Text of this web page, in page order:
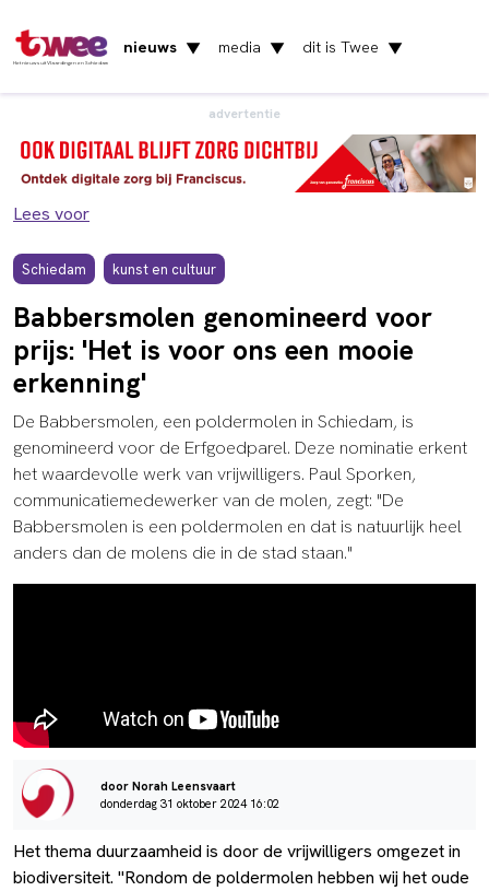
Het nieuws uit Vlaardingen en Schiedam
nieuws ▼ media ▼ dit is Twee ▼
advertentie
Lees voor
Schiedam kunst en cultuur
Babbersmolen genomineerd voor
prijs: 'Het is voor ons een mooie
erkenning'
De Babbersmolen, een poldermolen in Schiedam, is
genomineerd voor de Erfgoedparel. Deze nominatie erkent
het waardevolle werk van vrijwilligers. Paul Sporken,
communicatiemedewerker van de molen, zegt: "De
Babbersmolen is een poldermolen en dat is natuurlijk heel
anders dan de molens die in de stad staan."
door Norah Leensvaart
donderdag 31 oktober 2024 16:02
Het thema duurzaamheid is door de vrijwilligers omgezet in
biodiversiteit. "Rondom de poldermolen hebben wij het oude